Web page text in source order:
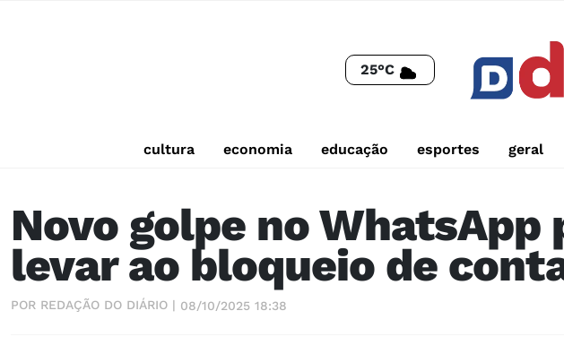
25°C
cultura economia educação esportes geral
Novo golpe no
levar ao bloqueio de
POR REDAÇÃO DO DIÁRIO | 08/10/2025 18:38